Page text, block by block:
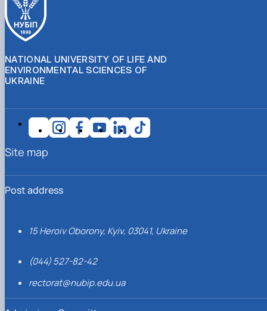
NATIONAL UNIVERSITY OF LIFE AND
ENVIRONMENTAL SCIENCES OF
UKRAINE
Post address
15 Heroiv Oborony, Kyiv, 03041, Ukraine
(044) 527-82-42
rectorat@nubip.edu.ua
Site map